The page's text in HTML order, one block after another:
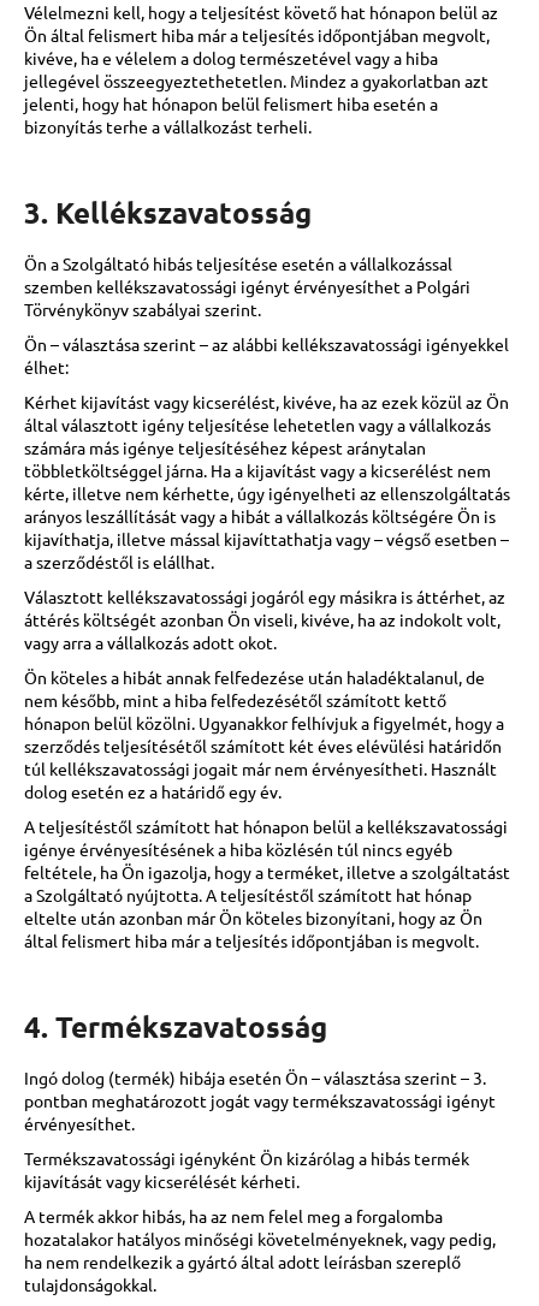
Vélelmezni kell, hogy a teljesítést követő hat hónapon belül az
Ön által felismert hiba már a teljesítés időpontjában megvolt,
kivéve, ha e vélelem a dolog természetével vagy a hiba
jellegével összeegyeztethetetlen. Mindez a gyakorlatban azt
jelenti, hogy hat hónapon belül felismert hiba esetén a
bizonyítás terhe a vállalkozást terheli.
3. Kellékszavatosság
Ön a Szolgáltató hibás teljesítése esetén a vállalkozással
szemben kellékszavatossági igényt érvényesíthet a Polgári
Törvénykönyv szabályai szerint.
Ön – választása szerint – az alábbi kellékszavatossági igényekkel
élhet:
Kérhet kijavítást vagy kicserélést, kivéve, ha az ezek közül az Ön
által választott igény teljesítése lehetetlen vagy a vállalkozás
számára más igénye teljesítéséhez képest aránytalan
többletköltséggel járna. Ha a kijavítást vagy a kicserélést nem
kérte, illetve nem kérhette, úgy igényelheti az ellenszolgáltatás
arányos leszállítását vagy a hibát a vállalkozás költségére Ön is
kijavíthatja, illetve mással kijavíttathatja vagy – végső esetben –
a szerződéstől is elállhat.
Választott kellékszavatossági jogáról egy másikra is áttérhet, az
áttérés költségét azonban Ön viseli, kivéve, ha az indokolt volt,
vagy arra a vállalkozás adott okot.
Ön köteles a hibát annak felfedezése után haladéktalanul, de
nem később, mint a hiba felfedezésétől számított kettő
hónapon belül közölni. Ugyanakkor felhívjuk a figyelmét, hogy a
szerződés teljesítésétől számított két éves elévülési határidőn
túl kellékszavatossági jogait már nem érvényesítheti. Használt
dolog esetén ez a határidő egy év.
A teljesítéstől számított hat hónapon belül a kellékszavatossági
igénye érvényesítésének a hiba közlésén túl nincs egyéb
feltétele, ha Ön igazolja, hogy a terméket, illetve a szolgáltatást
a Szolgáltató nyújtotta. A teljesítéstől számított hat hónap
eltelte után azonban már Ön köteles bizonyítani, hogy az Ön
által felismert hiba már a teljesítés időpontjában is megvolt.
4. Termékszavatosság
Ingó dolog (termék) hibája esetén Ön – választása szerint – 3.
pontban meghatározott jogát vagy termékszavatossági igényt
érvényesíthet.
Termékszavatossági igényként Ön kizárólag a hibás termék
kijavítását vagy kicserélését kérheti.
A termék akkor hibás, ha az nem felel meg a forgalomba
hozatalakor hatályos minőségi követelményeknek, vagy pedig,
ha nem rendelkezik a gyártó által adott leírásban szereplő
tulajdonságokkal.